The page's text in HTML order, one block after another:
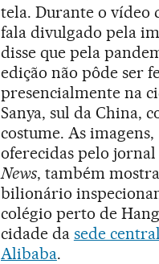
tela. Durante o vídeo
fala divulgado pela
disse que pela
edição não pôde ser
presencialmente na
Sanya, sul da China,
costume. As imagens,
oferecidas pelo jornal
News, também
bilionário
colégio perto de
cidade da sede
Alibaba.